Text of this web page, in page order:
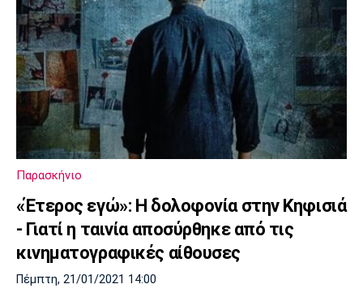
Παρασκήνιο
«Έτερος εγώ»: Η δολοφονία στην Κηφισιά
- Γιατί η ταινία αποσύρθηκε από τις
κινηματογραφικές αίθουσες
Πέμπτη, 21/01/2021 14:00